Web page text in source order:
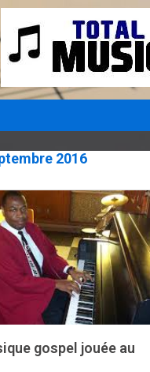
2016
gospel jouée au